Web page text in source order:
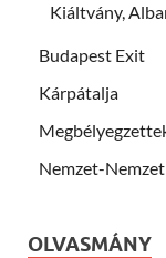
Kiáltvány,
Budapest Exit
Kárpátalja
Nemzet-
OLVASMÁNY